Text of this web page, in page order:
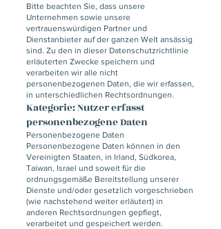
Bitte beachten Sie, dass unsere
Unternehmen sowie unsere
vertrauenswürdigen Partner und
Dienstanbieter auf der ganzen Welt ansässig
sind. Zu den in dieser Datenschutzrichtlinie
erläuterten Zwecke speichern und
verarbeiten wir alle nicht
personenbezogenen Daten, die wir erfassen,
in unterschiedlichen Rechtsordnungen.
Kategorie: Nutzer erfasst
personenbezogene Daten
Personenbezogene Daten
Personenbezogene Daten können in den
Vereinigten Staaten, in Irland, Südkorea,
Taiwan, Israel und soweit für die
ordnungsgemäße Bereitstellung unserer
Dienste und/oder gesetzlich vorgeschrieben
(wie nachstehend weiter erläutert) in
anderen Rechtsordnungen gepflegt,
verarbeitet und gespeichert werden.